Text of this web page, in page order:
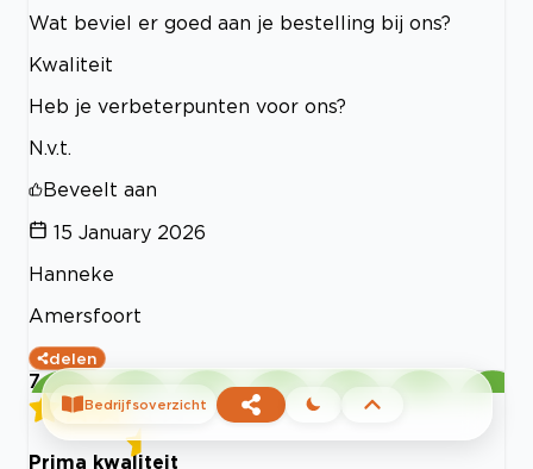
Wat beviel er goed aan je bestelling bij ons?
Kwaliteit
Heb je verbeterpunten voor ons?
N.v.t.
Beveelt aan
15 January 2026
Hanneke
Amersfoort
delen
7
Prima kwaliteit
Bedrijfsoverzicht